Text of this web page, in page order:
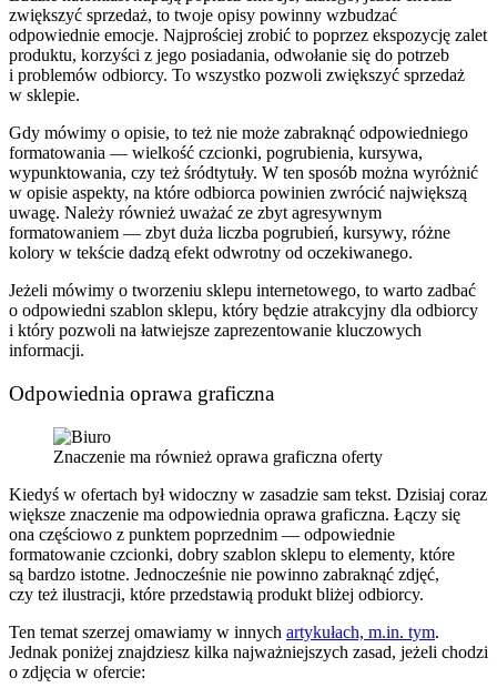
zwiększyć sprzedaż, to twoje opisy powinny wzbudzać
odpowiednie emocje. Najprościej zrobić to poprzez ekspozycję zalet
produktu, korzyści z jego posiadania, odwołanie się do potrzeb
i problemów odbiorcy. To wszystko pozwoli zwiększyć sprzedaż
w sklepie.
Gdy mówimy o opisie, to też nie może zabraknąć odpowiedniego
formatowania — wielkość czcionki, pogrubienia, kursywa,
wypunktowania, czy też śródtytuły. W ten sposób można wyróżnić
w opisie aspekty, na które odbiorca powinien zwrócić największą
uwagę. Należy również uważać ze zbyt agresywnym
formatowaniem — zbyt duża liczba pogrubień, kursywy, różne
kolory w tekście dadzą efekt odwrotny od oczekiwanego.
Jeżeli mówimy o tworzeniu sklepu internetowego, to warto zadbać
o odpowiedni szablon sklepu, który będzie atrakcyjny dla odbiorcy
i który pozwoli na łatwiejsze zaprezentowanie kluczowych
informacji.
Odpowiednia oprawa graficzna
Znaczenie ma również oprawa graficzna oferty
Kiedyś w ofertach był widoczny w zasadzie sam tekst. Dzisiaj coraz
większe znaczenie ma odpowiednia oprawa graficzna. Łączy się
ona częściowo z punktem poprzednim — odpowiednie
formatowanie czcionki, dobry szablon sklepu to elementy, które
są bardzo istotne. Jednocześnie nie powinno zabraknąć zdjęć,
czy też ilustracji, które przedstawią produkt bliżej odbiorcy.
Ten temat szerzej omawiamy w innych artykułach, m.in. tym.
Jednak poniżej znajdziesz kilka najważniejszych zasad, jeżeli chodzi
o zdjęcia w ofercie: